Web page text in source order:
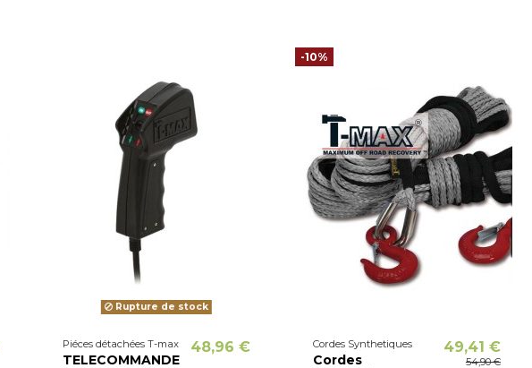
Rupture de stock
Piéces détachées T-max
TELECOMMANDE
48,96 €
-10%
Cordes Synthetiques
Cordes
49,41 €
54,90 €